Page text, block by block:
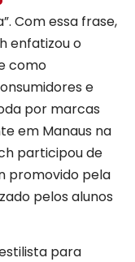
Com essa frase,
enfatizou o
como
e
por marcas
em Manaus na
participou de
promovido pela
pelos alunos
para